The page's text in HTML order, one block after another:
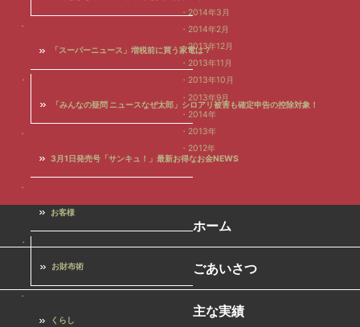
「スーパーニュース」増税前に買う家電は？
「みんなの疑問 ニュースなぜ太郎」シロアリ被害も確定申告の控除対象！
3月1日発売号「サンキュ！」最新お得なお金NEWS
お客様
お財布術
くらし
2014年3月
2014年2月
2013年12月
2013年11月
2013年10月
2013年9月
2014年
2013年
2012年
ホーム
ごあいさつ
主な実績